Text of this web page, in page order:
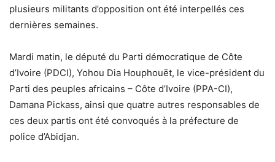
plusieurs militants d’opposition ont été interpellés ces
dernières semaines.
Mardi matin, le député du Parti démocratique de Côte
d’Ivoire (PDCI), Yohou Dia Houphouët, le vice-président du
Parti des peuples africains – Côte d’Ivoire (PPA-CI),
Damana Pickass, ainsi que quatre autres responsables de
ces deux partis ont été convoqués à la préfecture de
police d’Abidjan.